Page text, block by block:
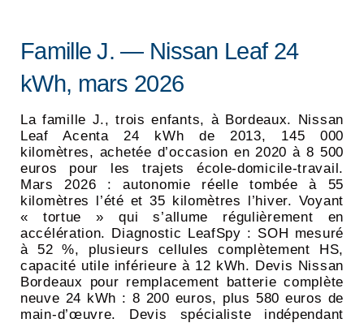
Famille J. — Nissan Leaf 24
kWh, mars 2026
La famille J., trois enfants, à Bordeaux. Nissan
Leaf Acenta 24 kWh de 2013, 145 000
kilomètres, achetée d’occasion en 2020 à 8 500
euros pour les trajets école-domicile-travail.
Mars 2026 : autonomie réelle tombée à 55
kilomètres l’été et 35 kilomètres l’hiver. Voyant
« tortue » qui s’allume régulièrement en
accélération. Diagnostic LeafSpy : SOH mesuré
à 52 %, plusieurs cellules complètement HS,
capacité utile inférieure à 12 kWh. Devis Nissan
Bordeaux pour remplacement batterie complète
neuve 24 kWh : 8 200 euros, plus 580 euros de
main-d’œuvre. Devis spécialiste indépendant